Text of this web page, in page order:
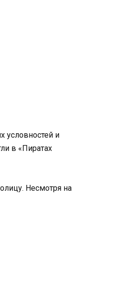
условностей и
в «Пиратах
Несмотря на